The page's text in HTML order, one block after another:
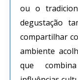
ou o
degustação
compartilhar
ambiente
que